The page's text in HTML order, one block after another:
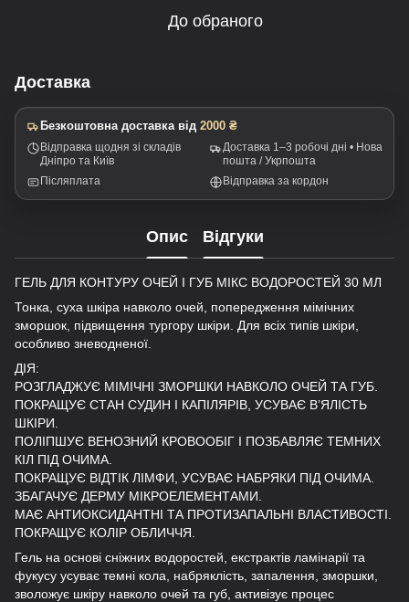
До обраного
Доставка
Безкоштовна доставка від 2000 ₴
Відправка щодня зі складів
Дніпро та Київ
Доставка 1–3 робочі дні • Нова
пошта / Укрпошта
Післяплата
Відправка за кордон
Опис Відгуки
ГЕЛЬ ДЛЯ КОНТУРУ ОЧЕЙ І ГУБ МІКС ВОДОРОСТЕЙ 30 МЛ
Тонка, суха шкіра навколо очей, попередження мімічних
зморшок, підвищення тургору шкіри. Для всіх типів шкіри,
особливо зневодненої.
ДІЯ:
РОЗГЛАДЖУЄ МІМІЧНІ ЗМОРШКИ НАВКОЛО ОЧЕЙ ТА ГУБ.
ПОКРАЩУЄ СТАН СУДИН І КАПІЛЯРІВ, УСУВАЄ В’ЯЛІСТЬ
ШКІРИ.
ПОЛІПШУЄ ВЕНОЗНИЙ КРОВООБІГ І ПОЗБАВЛЯЄ ТЕМНИХ
КІЛ ПІД ОЧИМА.
ПОКРАЩУЄ ВІДТІК ЛІМФИ, УСУВАЄ НАБРЯКИ ПІД ОЧИМА.
ЗБАГАЧУЄ ДЕРМУ МІКРОЕЛЕМЕНТАМИ.
МАЄ АНТИОКСИДАНТНІ ТА ПРОТИЗАПАЛЬНІ ВЛАСТИВОСТІ.
ПОКРАЩУЄ КОЛІР ОБЛИЧЧЯ.
Гель на основі сніжних водоростей, екстрактів ламінарії та
фукусу усуває темні кола, набряклість, запалення, зморшки,
зволожує шкіру навколо очей та губ, активізує процес